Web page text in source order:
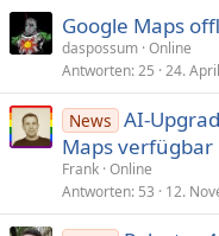
Google Maps
daspossum Online
Antworten 25 24.
News AI-
Maps verfügbar
Frank Online
Antworten 53 12.